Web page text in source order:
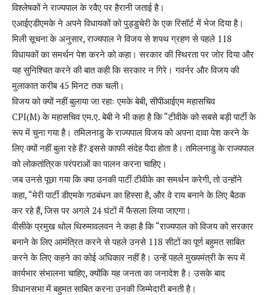
विश्लेषकों ने राज्यपाल के रवैए पर हैरानी जताई है।
एआईएडीएमके ने अपने विधायकों को पुड्डुचेरी के एक रिसॉर्ट में भेज दिया है।
मिली सूचना के अनुसार, राज्यपाल ने विजय से शपथ ग्रहण से पहले 118
विधायकों का समर्थन पेश करने को कहा। सरकार की स्थिरता पर जोर दिया और
यह सुनिश्चित करने की बात कही कि सरकार न गिरे। गवर्नर और विजय की
मुलाकात करीब 45 मिनट तक चली।
विजय को क्यों नहीं बुलाया जा रहाः एमके बेबी, सीपीआईएम महासचिव
CPI(M) के महासचिव एम.ए. बेबी ने भी कहा है कि “टीवीके को सबसे बड़ी पार्टी के
रूप में चुना गया है। तमिलनाडु के राज्यपाल विजय को अपना दावा पेश करने के
लिए क्यों नहीं बुला रहे हैं? इससे काफी संदेह पैदा होता है। तमिलनाडु के राज्यपाल
को लोकतांत्रिक परंपराओं का पालन करना चाहिए।
जब उनसे पूछा गया कि क्या उनकी पार्टी टीवीके का समर्थन करेगी, तो उन्होंने
कहा, “मेरी पार्टी डीएमके गठबंधन का हिस्सा है, और वे राय बनाने के लिए बैठक
कर रहे हैं, जिस पर अगले 24 घंटों में फैसला लिया जाएगा।
वीसीके प्रमुख थोल थिरुमावलवन ने कहा है कि “राज्यपाल को विजय को सरकार
बनाने के लिए आमंत्रित करने से पहले उनसे 118 सीटों का पूर्ण बहुमत साबित
करने के लिए कहने का कोई अधिकार नहीं है। उन्हें पहले मुख्यमंत्री के रूप में
कार्यभार संभालना चाहिए, क्योंकि यह जनता का जनादेश है। उसके बाद
विधानसभा में बहुमत साबित करना उनकी जिम्मेदारी बनती है।